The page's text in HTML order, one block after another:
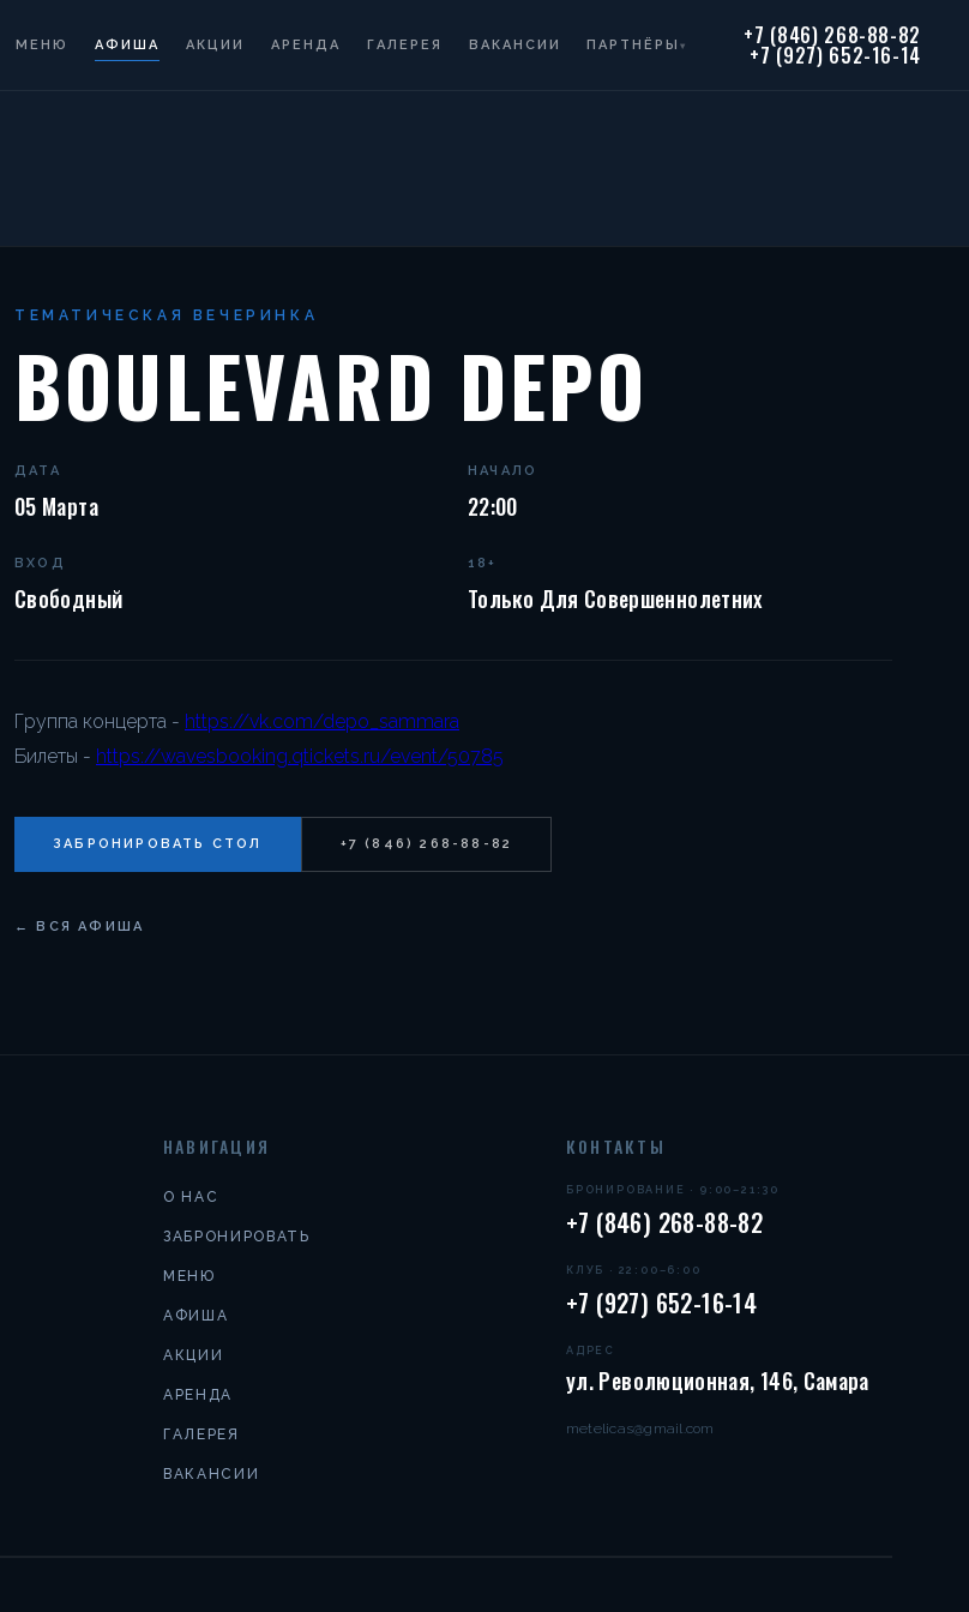
МЕНЮ АФИША АКЦИИ АРЕНДА ГАЛЕРЕЯ ВАКАНСИИ ПАРТНЁРЫ▾ +7 (846) 268-88-82
+7 (927) 652-16-14
ТЕМАТИЧЕСКАЯ ВЕЧЕРИНКА
BOULEVARD DEPO
ДАТА
05 Марта
НАЧАЛО
22:00
ВХОД
Свободный
18+
Только Для Совершеннолетних
Группа концерта - https://vk.com/depo_sammara
Билеты - https://wavesbooking.qtickets.ru/event/50785
ЗАБРОНИРОВАТЬ СТОЛ +7 (846) 268-88-82
← ВСЯ АФИША
НАВИГАЦИЯ
О НАС
ЗАБРОНИРОВАТЬ
МЕНЮ
АФИША
АКЦИИ
АРЕНДА
ГАЛЕРЕЯ
ВАКАНСИИ
КОНТАКТЫ
БРОНИРОВАНИЕ · 9:00–21:30
+7 (846) 268-88-82
КЛУБ · 22:00–6:00
+7 (927) 652-16-14
АДРЕС
ул. Революционная, 146, Самара
metelicas@gmail.com